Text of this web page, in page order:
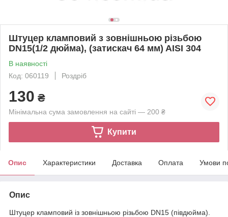
Штуцер кламповий з зовнішньою різьбою
DN15(1/2 дюйма), (затискач 64 мм) AISI 304
В наявності
Код: 060119
Роздріб
130 ₴
Мінімальна сума замовлення на сайті — 200 ₴
Купити
Опис Характеристики Доставка Оплата Умови
Опис
Штуцер кламповий із зовнішньою різьбою DN15 (півдюйма).